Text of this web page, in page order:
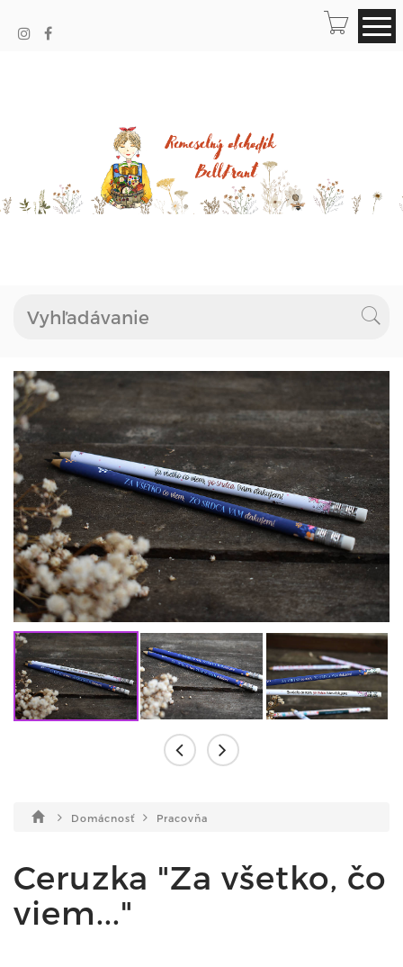
Domácnosť Pracovňa
Ceruzka "Za všetko, čo
viem..."